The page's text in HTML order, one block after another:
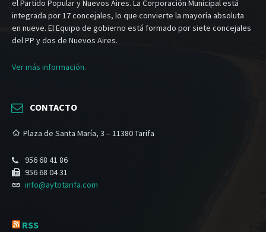
el Partido Popular y Nuevos Aires. La Corporación Municipal está
integrada por 17 concejales, lo que convierte la mayoría absoluta
en nueve. El Equipo de gobierno está formado por siete concejales
del PP y dos de Nuevos Aires.
Ver más información.
CONTACTO
Plaza de Santa María, 3 – 11380 Tarifa
956 68 41 86
956 68 04 31
info@aytotarifa.com
RSS